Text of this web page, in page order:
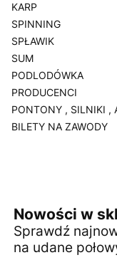
KARP
SPINNING
SPŁAWIK
SUM
PODLODÓWKA
PRODUCENCI
PONTONY , SILNIKI ,
BILETY NA ZAWODY
Nowości w
Sprawdź
na udane